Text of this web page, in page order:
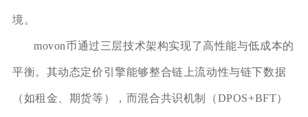
境。
movon币通过三层技术架构实现了高性能与低成本的
平衡。其动态定价引擎能够整合链上流动性与链下数据
（如租金、期货等），而混合共识机制（DPOS+BFT）